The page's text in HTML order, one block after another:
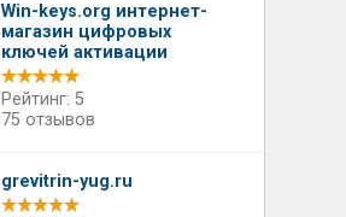
Win-keys.org интернет-
магазин цифровых
ключей активации
Рейтинг: 5
75 отзывов
grevitrin-yug.ru